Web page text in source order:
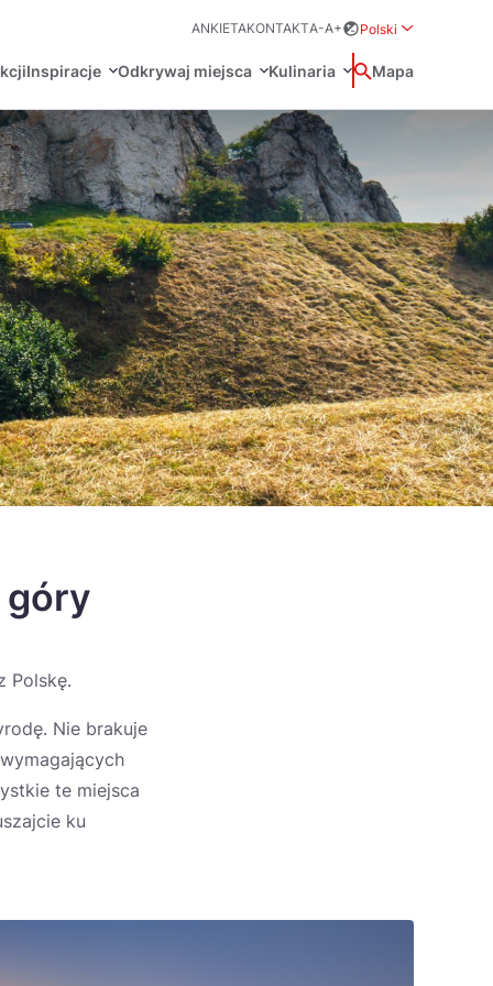
ANKIETAKONTAKTA-A+
Polski
Inspiracje
Certyfikaty POT
Odkrywaj miejsca
Turystyczne
Kulinaria
Restauracje Michelin
Wyszukaj
Mapa
Français
日本語
Svenska
góry
Polskę.
Nie brakuje
te miejsca
ku